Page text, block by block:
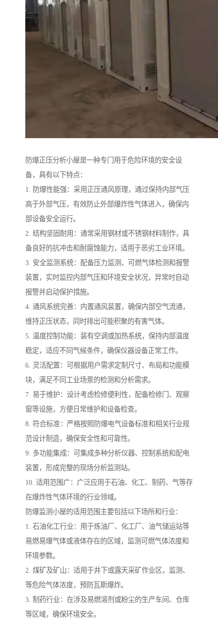
防爆正压分析小屋是一种专门用于危险环境的安全设
备，具有以下特点：
1. 防爆性能强：采用正压通风原理，通过保持内部气压
高于外部气压，有效防止外部爆炸性气体进入，确保内
部设备安全运行。
2. 结构坚固耐用：通常采用钢材或不锈钢材料制作，具
备良好的抗冲击和耐腐蚀能力，适用于恶劣工业环境。
3. 安全监测系统：配备压力监测、可燃气体检测和报警
装置，实时监控内部气压和环境安全状况，异常时自动
报警并启动保护措施。
4. 通风系统完善：内置通风装置，确保内部空气流通，
维持正压状态，同时排出可能积聚的有害气体。
5. 温度控制功能：装有空调或加热系统，保持内部温度
稳定，适应不同气候条件，确保仪器设备正常工作。
6. 灵活配置：可根据用户需求定制尺寸、布局和功能模
块，满足不同工业场景的检测和分析需求。
7. 易于维护：设计考虑检修便利性，配备检修门、观察
窗等设施，方便日常维护和设备检查。
8. 符合标准：严格按照防爆电气设备标准和相关行业规
范设计制造，确保安全性和可靠性。
9. 多功能集成：可集成多种分析仪器、控制系统和配电
装置，形成完整的现场分析监测站。
10. 适用范围广：广泛应用于石油、化工、制药、气等存
在爆炸性气体环境的行业领域。
防爆监测小屋的适用范围主要包括以下场所和行业：
1. 石油化工行业：用于炼油厂、化工厂、油气储运站等
易燃易爆气体或液体存在的区域，监测可燃气体浓度和
环境参数。
2. 煤矿及矿山：适用于井下或露天采矿作业区，监测、
等危险气体浓度，预防瓦斯爆炸。
3. 制药行业：在涉及易燃溶剂或粉尘的生产车间、仓库
等区域，确保环境安全。